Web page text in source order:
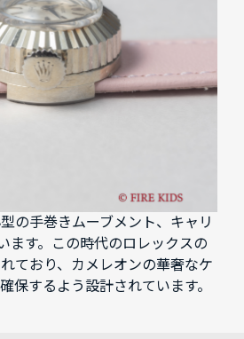
の手巻きムーブメント、キャリ
ます。この時代のロレックスの
ており、カメレオンの華奢なケ
保するよう設計されています。